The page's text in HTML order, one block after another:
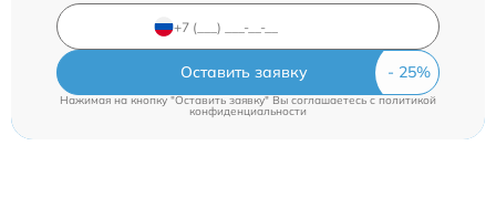
Оставить заявку
Нажимая на кнопку "Оставить заявку" Вы соглашаетесь c политикой
конфиденциальности